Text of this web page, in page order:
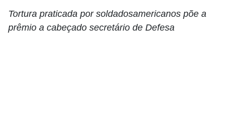
Tortura praticada por soldadosamericanos põe a
prêmio a cabeçado secretário de Defesa